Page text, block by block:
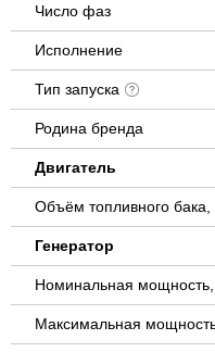
Число фаз
Исполнение
Тип запуска
Родина бренда
Двигатель
Объём топливного бака,
Генератор
Номинальная мощность,
Максимальная